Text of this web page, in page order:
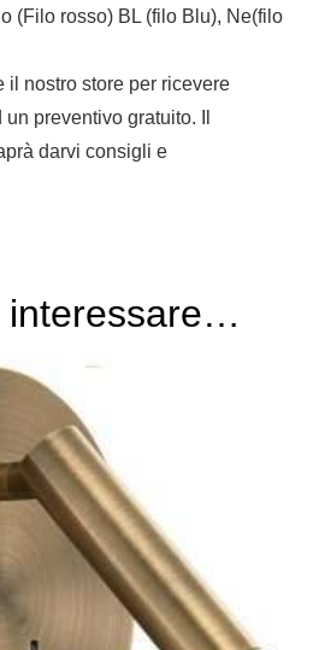
(Filo rosso) BL (filo Blu), Ne(filo
il nostro store per ricevere
preventivo gratuito. Il
darvi consigli e
interessare…